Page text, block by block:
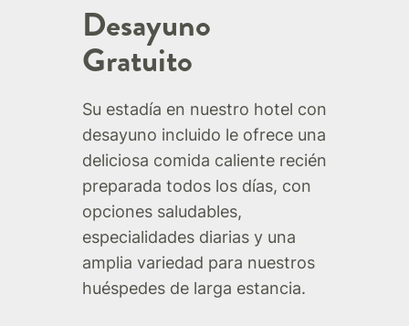
Desayuno
Gratuito
Su estadía en nuestro hotel con
desayuno incluido le ofrece una
deliciosa comida caliente recién
preparada todos los días, con
opciones saludables,
especialidades diarias y una
amplia variedad para nuestros
huéspedes de larga estancia.